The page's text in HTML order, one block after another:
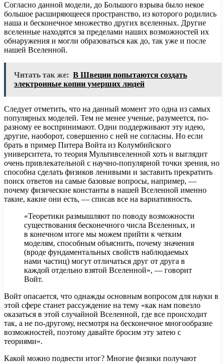
Согласно данной модели, до Большого взрыва было некое
большое расширяющееся пространство, из которого родились
наша и бесконечное множество других вселенных. Другие
вселенные находятся за пределами наших возможностей их
обнаружения и могли образоваться как до, так уже и после
нашей Вселенной.
Читать так же: В Швеции попытаются создать
электронные копии умерших людей
Следует отметить, что на данный момент это одна из самых
популярных моделей. Тем не менее ученые, разумеется, по-
разному ее воспринимают. Одни поддерживают эту идею,
другие, наоборот, совершенно с ней не согласны. Но если
брать в пример Питера Войта из Колумбийского
университета, то теория Мультивселенной хоть и выглядит
очень привлекательной с научно-популярной точки зрения, но
способна сделать физиков ленивыми и заставить прекратить
поиск ответов на самые базовые вопросы, например, —
почему физические константы в нашей Вселенной именно
такие, какие они есть, — списав все на вариативность.
«Теоретики размышляют по поводу возможности
существования бесконечного числа Вселенных, и
в конечном итоге мы можем прийти к четким
моделям, способным объяснить, почему значения
(вроде фундаментальных свойств наблюдаемых
нами частиц) могут отличаться друг от друга в
каждой отдельно взятой Вселенной», — говорит
Войт.
Войт опасается, что однажды основным вопросом для науки в
этой сфере станет рассуждение на тему «как нам повезло
оказаться в этой случайной Вселенной, где все происходит
так, а не по-другому, несмотря на бесконечное многообразие
возможностей, поэтому давайте бросим эту затею с
теориями».
Какой можно подвести итог? Многие физики получают